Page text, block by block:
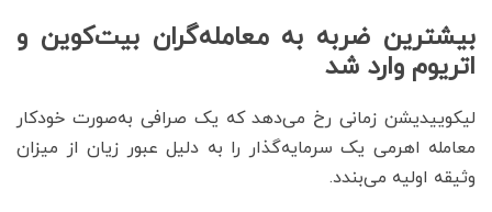
بیشترین ضربه به معامله‌گران بیت‌کوین و
اتریوم وارد شد
لیکوییدیشن زمانی رخ می‌دهد که یک صرافی به‌صورت خودکار
معامله اهرمی یک سرمایه‌گذار را به دلیل عبور زیان از میزان
وثیقه اولیه می‌بندد.